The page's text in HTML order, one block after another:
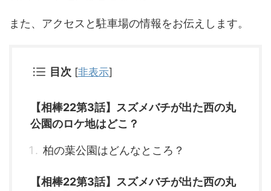
また、アクセスと駐車場の情報をお伝えします。
目次 [非表示]
【相棒22第3話】スズメバチが出た西の丸
公園のロケ地はどこ？
柏の葉公園はどんなところ？
【相棒22第3話】スズメバチが出た西の丸